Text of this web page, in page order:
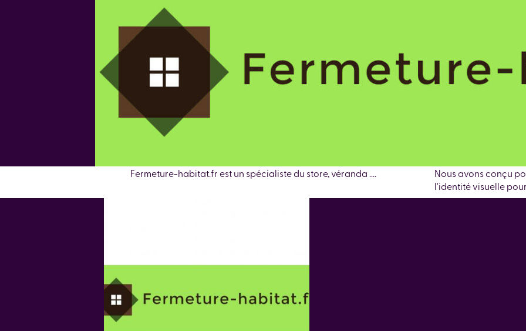
Fermeture-habitat.fr est un spécialiste du store, véranda ....
Nous avons conçu
l'identité visuelle